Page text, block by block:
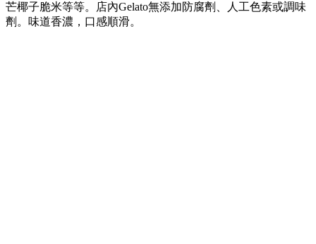
芒椰子脆米等等。店內Gelato無添加防腐劑、人工色素或調味
劑。味道香濃，口感順滑。